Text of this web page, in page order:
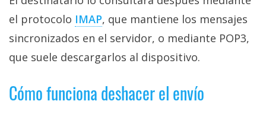
el protocolo IMAP‎, que mantiene los mensajes
sincronizados en el servidor, o mediante POP3,
que suele descargarlos al dispositivo.
Cómo funciona deshacer el envío